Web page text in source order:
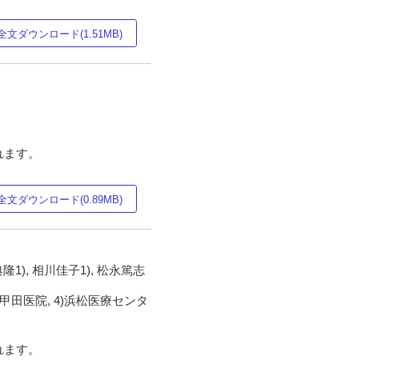
文ダウンロード(1.51MB)
す。
文ダウンロード(0.89MB)
1), 相川佳子1), 松永篤志
田医院, 4)浜松医療センタ
す。